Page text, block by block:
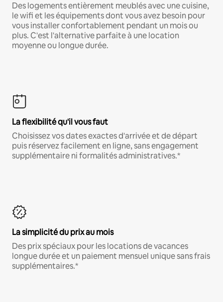
Des logements entièrement meublés avec une cuisine,
le wifi et les équipements dont vous avez besoin pour
vous installer confortablement pendant un mois ou
plus. C'est l'alternative parfaite à une location
moyenne ou longue durée.
La flexibilité qu'il vous faut
Choisissez vos dates exactes d'arrivée et de départ
puis réservez facilement en ligne, sans engagement
supplémentaire ni formalités administratives.*
La simplicité du prix au mois
Des prix spéciaux pour les locations de vacances
longue durée et un paiement mensuel unique sans frais
supplémentaires.*